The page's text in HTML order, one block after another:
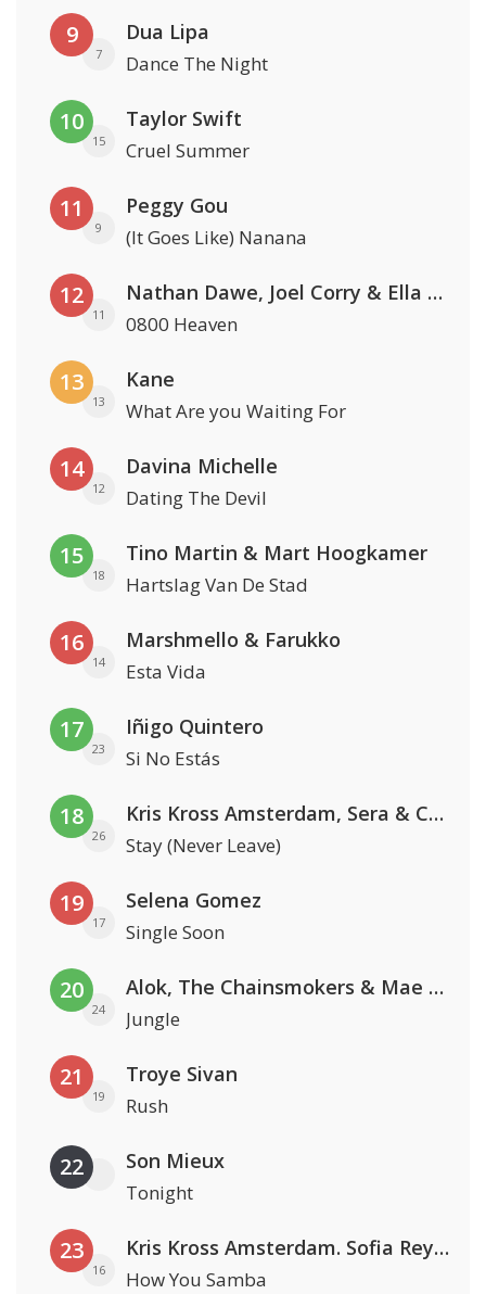
9
7
Dua Lipa
Dance The Night
10
15
Taylor Swift
Cruel Summer
11
9
Peggy Gou
(It Goes Like) Nanana
12
11
Nathan Dawe, Joel Corry & Ella Henderson
0800 Heaven
13
13
Kane
What Are you Waiting For
14
12
Davina Michelle
Dating The Devil
15
18
Tino Martin & Mart Hoogkamer
Hartslag Van De Stad
16
14
Marshmello & Farukko
Esta Vida
17
23
Iñigo Quintero
Si No Estás
18
26
Kris Kross Amsterdam, Sera & Conor Maynard
Stay (Never Leave)
19
17
Selena Gomez
Single Soon
20
24
Alok, The Chainsmokers & Mae Stephens
Jungle
21
19
Troye Sivan
Rush
22 Son Mieux
Tonight
23
16
Kris Kross Amsterdam. Sofia Reyes & Tinie Tempah
How You Samba